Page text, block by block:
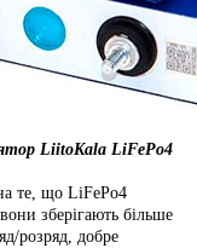
LiitoKala LiFePo4
те, що LiFePo4
зберігають більше
розряд, добре